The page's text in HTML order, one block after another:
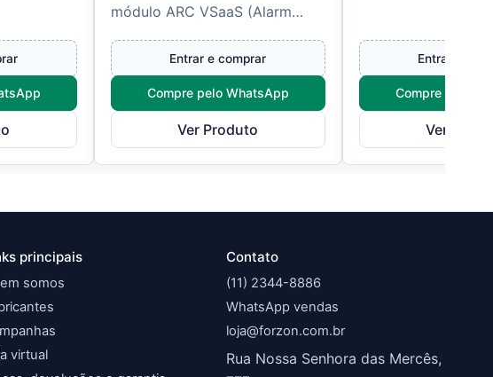
módulo ARC VSaaS (Alarm
Surveillance as a Service) no
HikCentral P...
Entrar e comprar
Compre pelo WhatsApp
Ver Produto
ambie...
Entrar e
Compre pelo
Ver
principais
somos
virtual
Contato
(11) 2344-8886
WhatsApp vendas
loja@forzon.com.br
Rua Nossa Senhora das Mercês,